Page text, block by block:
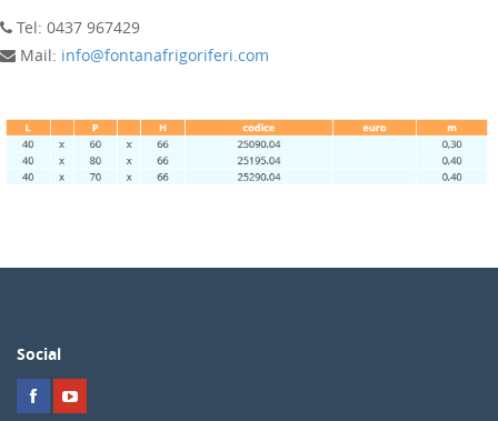
Tel: 0437 967429
Mail: info@fontanafrigoriferi.com
Social